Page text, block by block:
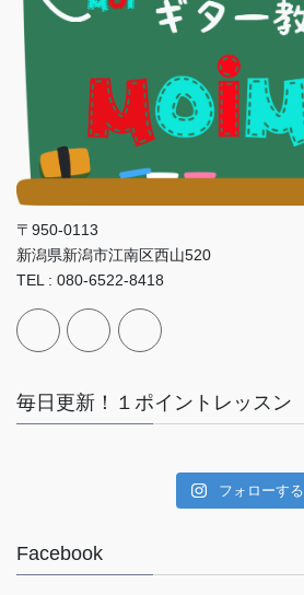
〒950-0113
新潟県新潟市江南区西山520
TEL : 080-6522-8418
毎日更新！１ポイントレッスン
フォローする
Facebook